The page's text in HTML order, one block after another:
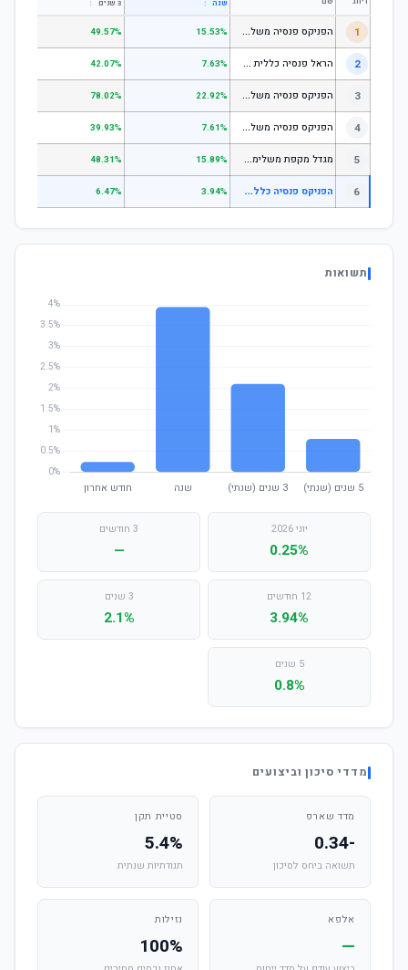
שנה ↕ 3 שנים ↕
1 ה
פניקס פנסיה משלימה - מסלול לבני 50 ומטה 15.53%
49.57%
2 ה
ראל פנסיה כללית עוקב מדד s1;p 7.63%
42.07%
3 ה
פניקס פנסיה משלימה - מניות 22.92%
78.02%
4 ה
פניקס פנסיה משלימה עוקב מדד S1;P500 7.61%
39.93%
5 מ
גדל מקפת משלימה לבני 50 ומטה 15.89%
48.31%
6 ה
פניקס פנסיה כללית - מסלול מקבלי קצבה קיימים 3.94%
6.47%
תשואות
יוני 2026
0.25%
3 חודשים
—
12 חודשים
3.94%
3 שנים
2.1%
5 שנים
0.8%
מדדי סיכון וביצועים
מדד שארפ
-0.34
תשואה ביחס לסיכון
סטיית תקן
5.4%
תנודתיות שנתית
אלפא
—
נזילות
100%